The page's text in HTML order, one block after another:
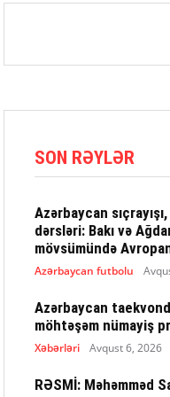
SON RƏYLƏR
Azərbaycan
dərsləri: Bakı və
mövsümündə
Azərbaycan futbolu
Azərbaycan
möhtəşəm nümayiş
Xəbərləri Avqust 6, 2026
RƏSMİ: Məhəmməd